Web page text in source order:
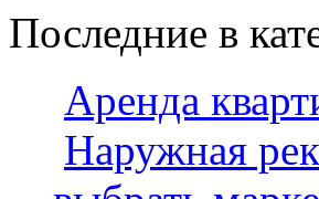
Последние в
Аренда
Наружная